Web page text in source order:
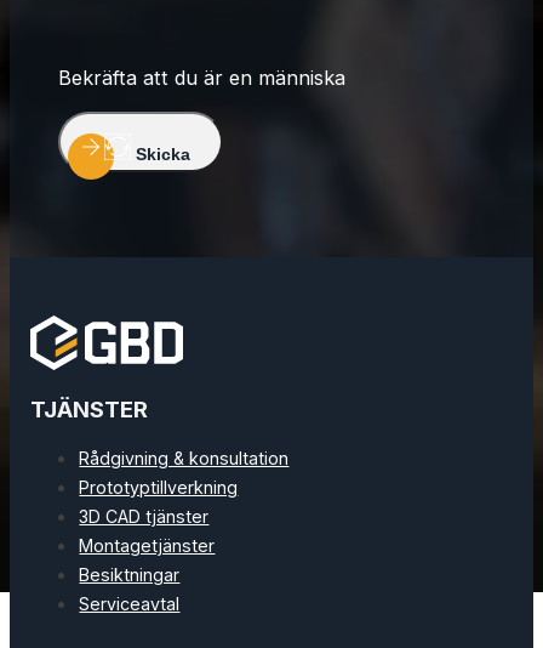
Bekräfta att du är en människa
Skicka
TJÄNSTER
Rådgivning & konsultation
Prototyptillverkning
3D CAD tjänster
Montagetjänster
Besiktningar
Serviceavtal